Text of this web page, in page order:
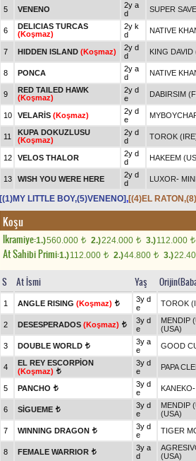
5 VENENO
2y a
d
SUPER
6
DELICIAS TURCAS
(Koşmaz)
2y k
d
NATIVE
7 HIDDEN ISLAND (Koşmaz)
2y d
d
KING DAVID
8 PONCA
2y a
d
NATIVE
9
RED TAILED HAWK
(Koşmaz)
2y d
e
DABIRSIM
10 VELARİS (Koşmaz)
2y d
e
11
KUPA DOKUZLUSU
(Koşmaz)
2y d
d
TOROK
12 VELOS THALOR
2y d
d
HAKEEM
13 WISH YOU WERE HERE
2y d
d
LUXOR-
[(1)MY LITTLE BOY,(5)VENENO],[(4)EL
Koşu
Ikramiye:1.)560.000 t 2.)224.000 t 3.)112.000 t
At Sahibi Primi:1.)112.000 t 2.)44.800 t 3.)
S At İsmi Yaş
1 ANGLE RISING (Koşmaz) t
3y d
e
TOROK
2 DESESPERADOS (Koşmaz) t
3y d
e
MENDIP
(USA)
3 DOUBLE WORLD t
3y a
e
GOOD
4
EL REY ESCORPİON
(Koşmaz) t
3y d
e
PAPA
5 PANCHO t
3y d
e
KANEKO-
6 SİGUEME t
3y d
e
MENDIP
(USA)
7 WINNING DRAGON t
3y d
e
TIGER
8 FEMALE WARRIOR t
3y a
d
(USA)